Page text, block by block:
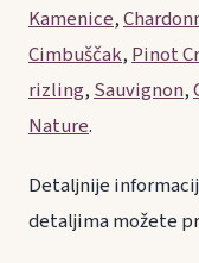
Kamenice,
Cimbuščak,Pinot
rizling,Sauvignon,
Nature.
Detaljnije
detaljima možete